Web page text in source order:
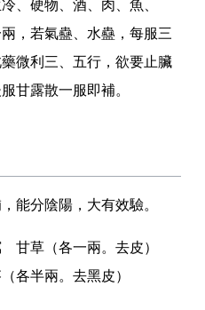
、硬物 、酒 肉 、魚
， 若氣蠱 水蠱 ，每服三
微利三 五行 ，欲要止臟
甘露散一服即補。
，能分陰陽 ， 大有效驗。
甘草（各一兩。去皮）
各半兩。去黑皮）